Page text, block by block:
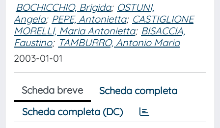
BOCHICCHIO, Brigida; OSTUNI,
Angela; PEPE, Antonietta; CASTIGLIONE
MORELLI, Maria Antonietta; BISACCIA,
Faustino; TAMBURRO, Antonio Mario
2003-01-01
Scheda breve
Scheda completa
Scheda completa (DC)